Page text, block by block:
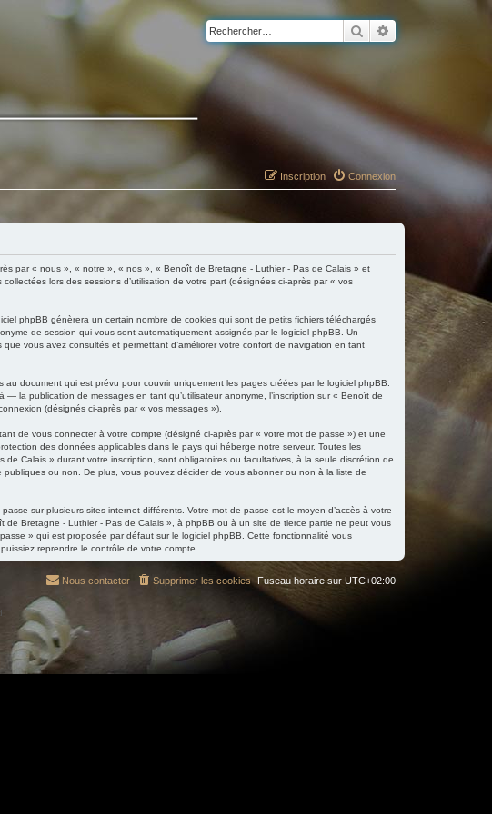
Rechercher
Connexion
Inscription
par « nous », « notre », « nos », « Benoît de Bretagne - Luthier - Pas de Calais » et
lors des sessions d’utilisation de votre part (désignées ci-après par « vos
phpBB génèrera un certain nombre de cookies qui sont de petits fichiers téléchargés
de session qui vous sont automatiquement assignés par le logiciel phpBB. Un
vous avez consultés et permettant d’améliorer votre confort de navigation en tant
document qui est prévu pour couvrir uniquement les pages créées par le logiciel phpBB.
la publication de messages en tant qu’utilisateur anonyme, l’inscription sur « Benoît de
(désignés ci-après par « vos messages »).
de vous connecter à votre compte (désigné ci-après par « votre mot de passe ») et une
des données applicables dans le pays qui héberge notre serveur. Toutes les
Calais » durant votre inscription, sont obligatoires ou facultatives, à la seule discrétion de
ou non. De plus, vous pouvez décider de vous abonner ou non à la liste de
sur plusieurs sites internet différents. Votre mot de passe est le moyen d’accès à votre
Bretagne - Luthier - Pas de Calais », à phpBB ou à un site de tierce partie ne peut vous
» qui est proposée par défaut sur le logiciel phpBB. Cette fonctionnalité vous
reprendre le contrôle de votre compte.
Fuseau horaire sur UTC+02:00
Supprimer les cookies
Nous contacter